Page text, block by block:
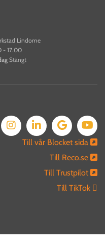
Lindome
- 17.00
Stängt
Till vår Blocket sida 
Till Reco.se 
Till Trustpilot 
Till TikTok 